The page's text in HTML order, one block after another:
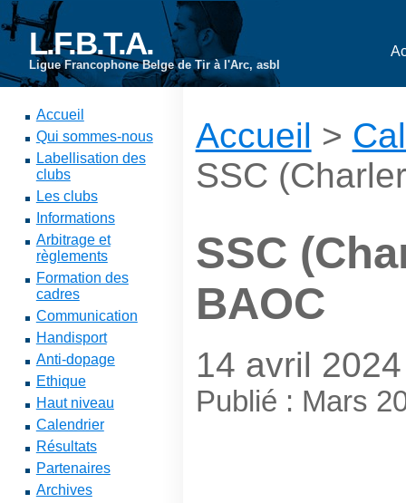
L.F.B.T.A.
Ligue Francophone Belge de Tir à l'Arc, asbl
Accueil
Qui sommes-nous
Labellisation des
clubs
Les clubs
Informations
Arbitrage et
règlements
Formation des
cadres
Communication
Handisport
Anti-dopage
Ethique
Haut niveau
Calendrier
Résultats
Partenaires
Archives
Accueil >
SSC
SSC
BAOC
14 avril 2024
Publié : Mars